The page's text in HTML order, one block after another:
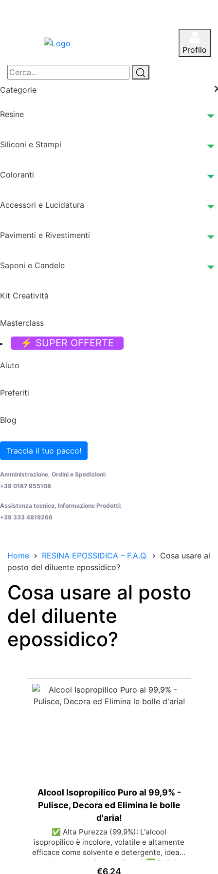
Profilo
Categorie
Resine
Siliconi e Stampi
Coloranti
Accessori e Lucidatura
Pavimenti e Rivestimenti
Saponi e Candele
Kit Creatività
Masterclass
⚡ SUPER OFFERTE
Aiuto
Preferiti
Blog
Traccia il tuo pacco!
Amministrazione, Ordini e Spedizioni:
+39 0187 955108
Assistenza tecnica, Informazione Prodotti:
+39 333 4819266
Home RESINA EPOSSIDICA – F.A.Q.
Cosa usare al
posto del diluente epossidico?
Cosa usare al posto
del diluente
epossidico?
Alcool Isopropilico Puro al 99,9% -
Pulisce, Decora ed Elimina le bolle
d'aria!
✅ Alta Purezza (99,9%): L'alcool
isopropilico è incolore, volatile e altamente
efficace come solvente e detergente, ideale
per l'uso con resine e polimeri. ✅ Pulizia
€6,24